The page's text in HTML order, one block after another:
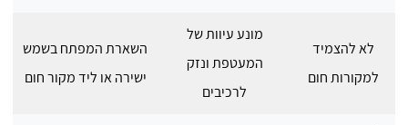
לא להצמיד
למקורות חום
מונע עיוות של
המעטפת ונזק
לרכיבים
השארת המפתח בשמש
ישירה או ליד מקור חום